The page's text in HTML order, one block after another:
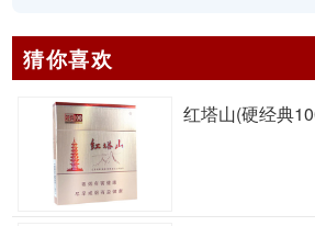
猜你喜欢
红塔山(硬经典